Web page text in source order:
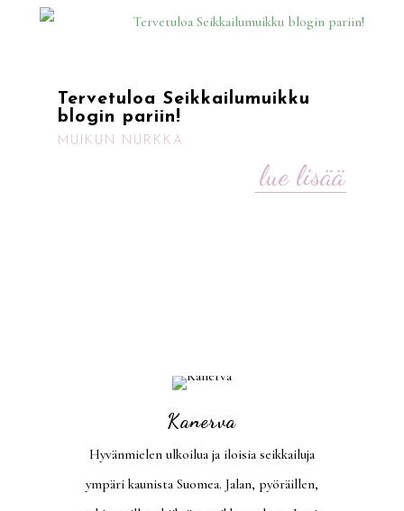
Tervetuloa Seikkailumuikku
blogin pariin!
MUIKUN NURKKA
lue lisää
Kanerva
Hyvänmielen ulkoilua ja iloisia seikkailuja
ympäri kaunista Suomea. Jalan, pyöräillen,